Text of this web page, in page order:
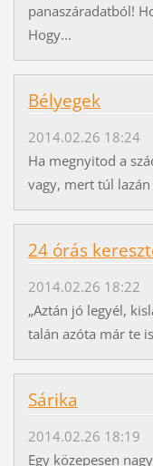
panaszáradatból!
Hogy...
Bélyegek
2014.02.26 18:24
Ha megnyitod a
vagy, mert túl
24 órás
2014.02.26 18:22
„Aztán jó legyél,
talán azóta már te
Sárika
2014.02.26 18:19
Egy közepesen